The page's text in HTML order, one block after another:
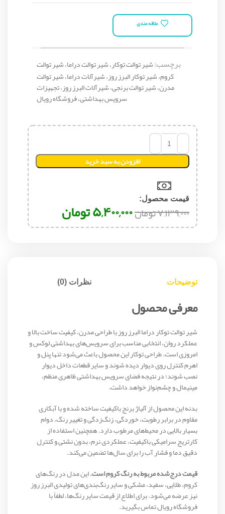
علاقه مندی
برچسب:شیر توالت توکار، شیر توالت دراما، شیر توالت
کروم، شیر توکار البرز روز، شیرآلات دراما، شیر توالت
مدرن، شیر توالت برنجی، شیرآلات البرز روز، تجهیزات
سرویس بهداشتی، فروشگاه رویال
افزودن به سبد خرید
قیمت محصول:​
۷,۱۳۹,۰۰۰تومان۵,۴۰۰,۰۰۰تومان
توضیحات نظرات (0)
معرفی محصول
شیر توالت توکار دراما البرز روز با طراحی مدرن، کیفیت ساخت بالا و
عملکرد روان، انتخابی مناسب برای سرویس‌های بهداشتی لوکس و
امروزی است. طراحی توکار این محصول باعث می‌شود تنها پنل و
اهرم کنترل روی دیوار دیده شوند و سایر قطعات داخل دیوار
نصب شوند؛ در نتیجه فضای سرویس بهداشتی ظاهری منظم،
مینیمال و چشم‌نواز خواهد داشت.
بدنه این محصول از آلیاژ برنج باکیفیت ساخته شده و با آبکاری
مقاوم در برابر رطوبت، خوردگی، زنگ‌زدگی و تغییر رنگ، دوام
بسیار بالایی در محیط‌های مرطوب دارد. همچنین استفاده از
کارتریج سرامیکی باکیفیت، عملکردی نرم، بدون نشتی و کنترل
دقیق دما و فشار آب را برای سال‌ها تضمین می‌کند.
قیمت درج‌شده مربوط به رنگ کروم است.این مدل در رنگ‌های
کروم، طلایی، سفید، مشکی و سایر رنگ‌بندی‌های تولیدی البرز روز
نیز عرضه می‌شود. برای اطلاع از قیمت سایر رنگ‌ها، لطفاً با
فروشگاه رویال تماس بگیرید.